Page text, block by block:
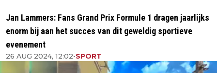
Jan Lammers: Fans Grand Prix Formule 1 dragen jaarlijks
enorm bij aan het succes van dit geweldig sportieve
evenement
26 AUG 2024, 12:02•SPORT